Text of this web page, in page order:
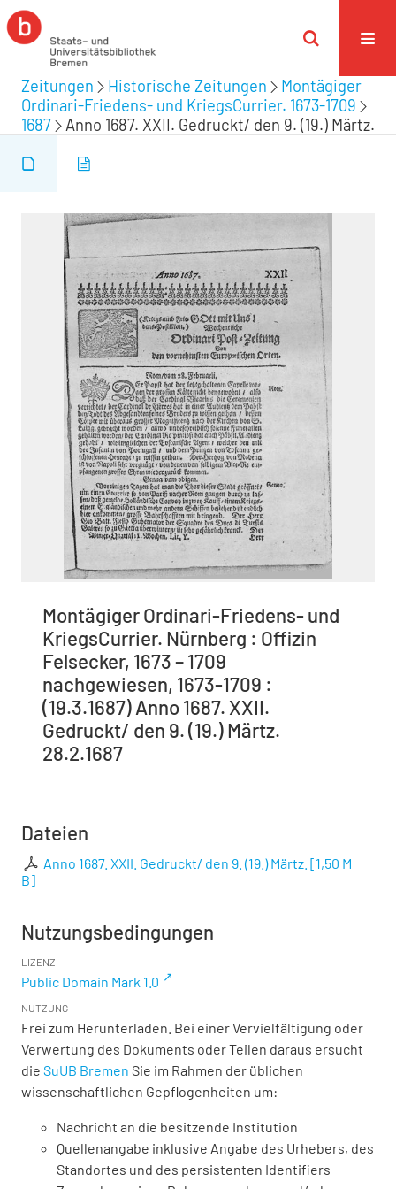
Zeitungen Historische Zeitungen
Montägiger
Ordinari-Friedens- und KriegsCurrier. 1673-1709
1687
Anno 1687. XXII. Gedruckt/ den 9. (19.) Märtz.
Montägiger Ordinari-Friedens- und
KriegsCurrier. Nürnberg : Offizin
Felsecker, 1673 – 1709
nachgewiesen, 1673-1709 :
(19.3.1687) Anno 1687. XXII.
Gedruckt/ den 9. (19.) Märtz.
28.2.1687
Dateien
Anno 1687. XXII. Gedruckt/ den 9. (19.) Märtz. [1,50 M
B]
Nutzungsbedingungen
LIZENZ
Public Domain Mark 1.0
NUTZUNG
Frei zum Herunterladen. Bei einer Vervielfältigung oder
Verwertung des Dokuments oder Teilen daraus ersucht
die SuUB Bremen Sie im Rahmen der üblichen
wissenschaftlichen Gepflogenheiten um:
Nachricht an die besitzende Institution
Quellenangabe inklusive Angabe des Urhebers, des
Standortes und des persistenten Identifiers